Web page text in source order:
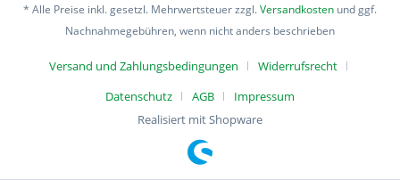
* Alle Preise inkl. gesetzl. Mehrwertsteuer zzgl.Versandkosten und ggf.
Nachnahmegebühren, wenn nicht anders beschrieben
Versand und Zahlungsbedingungen
Widerrufsrecht
Datenschutz
AGB
Impressum
Realisiert mit Shopware